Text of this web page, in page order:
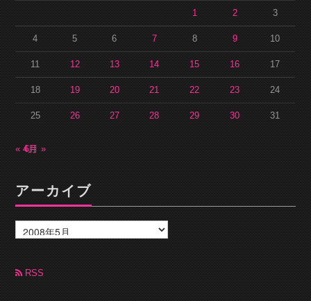
1 2 3
4 5 6 7 8 9 10
11 12 13 14 15 16 17
18 19 20 21 22 23 24
25 26 27 28 29 30 31
« 4月6月 »
アーカイブ
ー
カ
ブ RSS